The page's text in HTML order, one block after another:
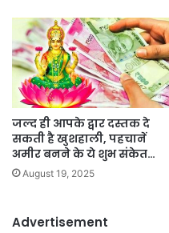
जल्द ही आपके द्वार दस्तक दे
सकती है खुशहाली, पहचानें
अमीर बनने के ये शुभ संकेत…
August 19, 2025
Advertisement